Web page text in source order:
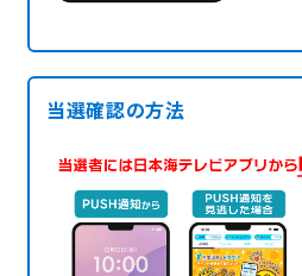
当選確認の方法